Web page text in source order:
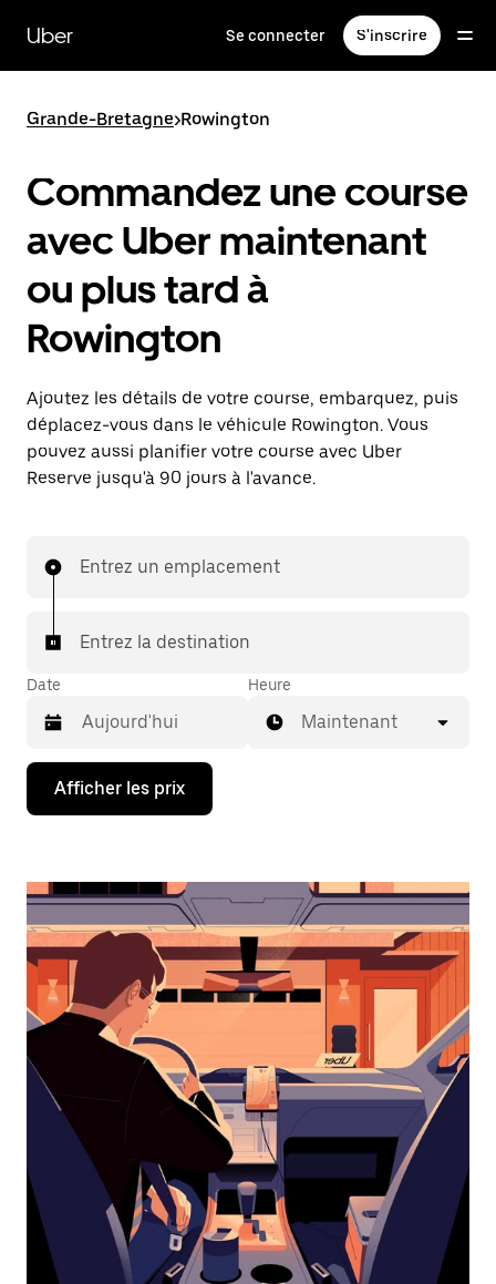
contenu
principal
Uber Se connecter S'inscrire
Grande-Bretagne>Rowington
Commandez une course
avec Uber maintenant
ou plus tard à
Rowington
Ajoutez les détails de votre course, embarquez, puis
déplacez-vous dans le véhicule Rowington. Vous
pouvez aussi planifier votre course avec Uber
Reserve jusqu'à 90 jours à l'avance.
Entrez un emplacement
Entrez la destination
Date
Appuyez
la
bas
interagir
avec
calendrier
et
sélectionner
une
date.
Appuyez
d'échappement
pour
fermer
calendrier.
Heure
Maintenant
Afficher les prix